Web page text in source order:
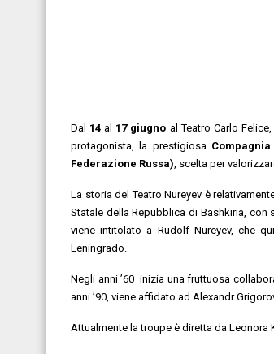
Dal 14al 17 giugno al Teatro Carlo
protagonista, la prestigiosa Compagnia
Federazione Russa), scelta per
La storia del Teatro Nureyev è
Statale della Repubblica di Bashkiria, con
viene intitolato a Rudolf Nureyev, che
Leningrado.
Negli anni ’60 inizia una fruttuosa
anni ’90, viene affidato ad Alexandr
Attualmente la troupe è diretta da Leonora